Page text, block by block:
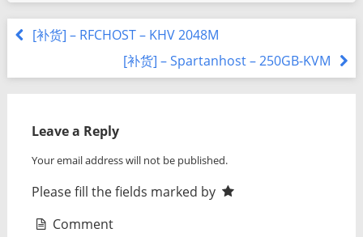
[补货] – RFCHOST – KHV 2048M
[补货] – Spartanhost – 250GB-KVM
Leave a Reply
Your email address will not be published.
Please fill the fields marked by
Comment